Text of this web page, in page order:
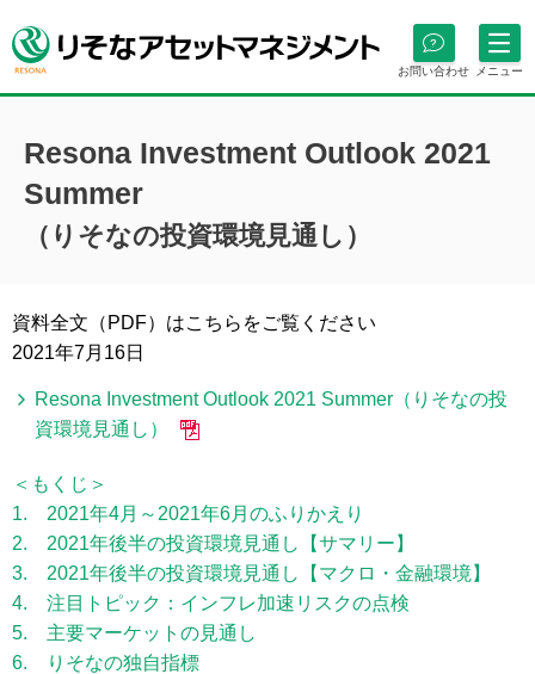
お問い合わせ メニュー
Resona Investment Outlook 2021
Summer
（りそなの投資環境見通し）
資料全文（PDF）はこちらをご覧ください
2021年7月16日
Resona Investment Outlook 2021 Summer（りそなの投
資環境見通し）
＜もくじ＞
1. 2021年4月～2021年6月のふりかえり
2. 2021年後半の投資環境見通し【サマリー】
3. 2021年後半の投資環境見通し【マクロ・金融環境】
4. 注目トピック：インフレ加速リスクの点検
5. 主要マーケットの見通し
6. りそなの独自指標